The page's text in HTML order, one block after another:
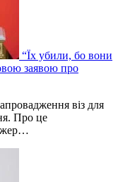
“Їх убили, бо вони
заявою про
віз для
Про це